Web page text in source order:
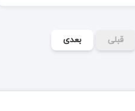
قبلی بعدی